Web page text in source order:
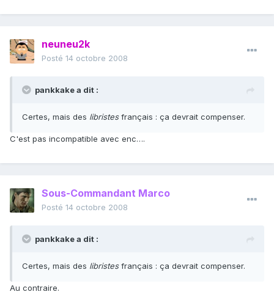
neuneu2k
Posté 14 octobre 2008
pankkake a dit :
Certes, mais des libristesfrançais : ça devrait compenser.
C'est pas incompatible avec enc….
Sous-Commandant Marco
Posté 14 octobre 2008
pankkake a dit :
Certes, mais des libristesfrançais : ça devrait compenser.
Au contraire.